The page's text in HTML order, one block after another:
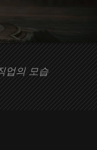
업의 모습